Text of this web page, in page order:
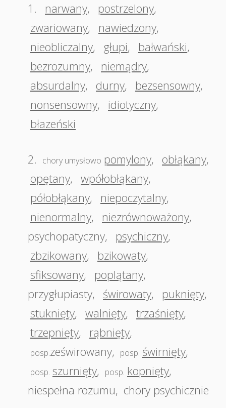
1.
narwany, postrzelony,
zwariowany, nawiedzony,
nieobliczalny, głupi, bałwański,
bezrozumny, niemądry,
absurdalny, durny, bezsensowny,
nonsensowny, idiotyczny,
błazeński
2. chory umysłowo pomylony, obłąkany,
opętany, wpółobłąkany,
półobłąkany, niepoczytalny,
nienormalny, niezrównoważony,
psychopatyczny, psychiczny,
zbzikowany, bzikowaty,
sfiksowany, poplątany,
przygłupiasty, świrowaty, puknięty,
stuknięty, walnięty, trzaśnięty,
trzepnięty, rąbnięty,
posp.ześwirowany, posp. świrnięty,
posp. szurnięty, posp. kopnięty,
niespełna rozumu, chory psychicznie